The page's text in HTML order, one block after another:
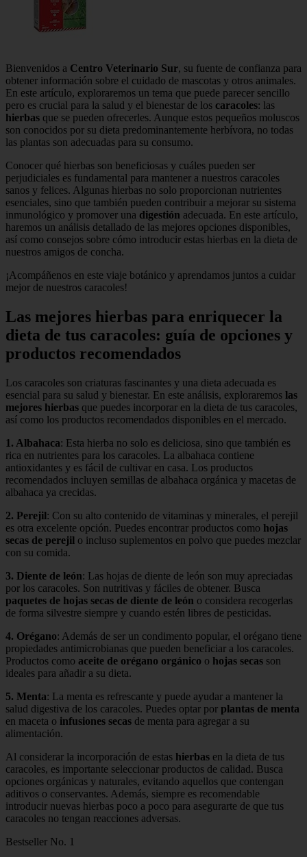
Bienvenidos a Centro Veterinario Sur, su fuente de confianza para
obtener información sobre el cuidado de mascotas y otros animales.
En este artículo, exploraremos un tema que puede parecer sencillo
pero es crucial para la salud y el bienestar de los caracoles: las
hierbas que se pueden ofrecerles. Aunque estos pequeños moluscos
son conocidos por su dieta predominantemente herbívora, no todas
las plantas son adecuadas para su consumo.
Conocer qué hierbas son beneficiosas y cuáles pueden ser
perjudiciales es fundamental para mantener a nuestros caracoles
sanos y felices. Algunas hierbas no solo proporcionan nutrientes
esenciales, sino que también pueden contribuir a mejorar su sistema
inmunológico y promover una digestión adecuada. En este artículo,
haremos un análisis detallado de las mejores opciones disponibles,
así como consejos sobre cómo introducir estas hierbas en la dieta de
nuestros amigos de concha.
¡Acompáñenos en este viaje botánico y aprendamos juntos a cuidar
mejor de nuestros caracoles!
Las mejores hierbas para enriquecer la
dieta de tus caracoles: guía de opciones y
productos recomendados
Los caracoles son criaturas fascinantes y una dieta adecuada es
esencial para su salud y bienestar. En este análisis, exploraremos las
mejores hierbas que puedes incorporar en la dieta de tus caracoles,
así como los productos recomendados disponibles en el mercado.
1. Albahaca: Esta hierba no solo es deliciosa, sino que también es
rica en nutrientes para los caracoles. La albahaca contiene
antioxidantes y es fácil de cultivar en casa. Los productos
recomendados incluyen semillas de albahaca orgánica y macetas de
albahaca ya crecidas.
2. Perejil: Con su alto contenido de vitaminas y minerales, el perejil
es otra excelente opción. Puedes encontrar productos como hojas
secas de perejil o incluso suplementos en polvo que puedes mezclar
con su comida.
3. Diente de león: Las hojas de diente de león son muy apreciadas
por los caracoles. Son nutritivas y fáciles de obtener. Busca
paquetes de hojas secas de diente de león o considera recogerlas
de forma silvestre siempre y cuando estén libres de pesticidas.
4. Orégano: Además de ser un condimento popular, el orégano tiene
propiedades antimicrobianas que pueden beneficiar a los caracoles.
Productos como aceite de orégano orgánico o hojas secas son
ideales para añadir a su dieta.
5. Menta: La menta es refrescante y puede ayudar a mantener la
salud digestiva de los caracoles. Puedes optar por plantas de menta
en maceta o infusiones secas de menta para agregar a su
alimentación.
Al considerar la incorporación de estas hierbas en la dieta de tus
caracoles, es importante seleccionar productos de calidad. Busca
opciones orgánicas y naturales, evitando aquellos que contengan
aditivos o conservantes. Además, siempre es recomendable
introducir nuevas hierbas poco a poco para asegurarte de que tus
caracoles no tengan reacciones adversas.
Bestseller No. 1